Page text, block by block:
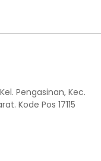
Pengasinan, Kec.
Kode Pos 17115